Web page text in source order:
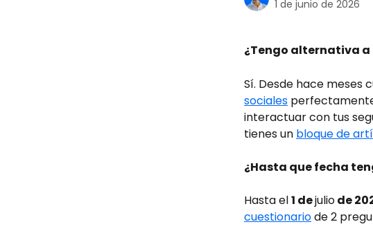
1 de junio de 2026
¿Tengo alternativa
Sí. Desde hace meses
sociales
interactuar con tus
tienes un bloque de
¿Hasta que fecha
Hasta el 1 de julio de
cuestionario de 2